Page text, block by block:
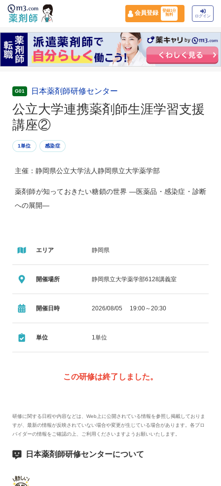
会員登録
登録1分
無料
ログイン
G01 日本薬剤師研修センター
公立大学連携薬剤師生涯学習支援
講座②
1単位 感染症
主催：静岡県公立大学法人静岡県立大学薬学部
薬剤師が知っておきたい糖鎖の世界 —医薬品・感染症・診断
への展開—
エリア 静岡県
開催場所 静岡県立大学薬学部6128講義室
開催日時 2026/08/05 19:00～20:30
単位 1単位
この研修は終了しました。
研修に関する日程や内容などは、Web上に公開されている情報を参照し掲載しておりま
すが、最新の情報が反映されていない場合や変更が生じている場合があります。各プロ
バイダーの情報をご確認の上、ご利用くださいますようお願いいたします。
日本薬剤師研修センターについて